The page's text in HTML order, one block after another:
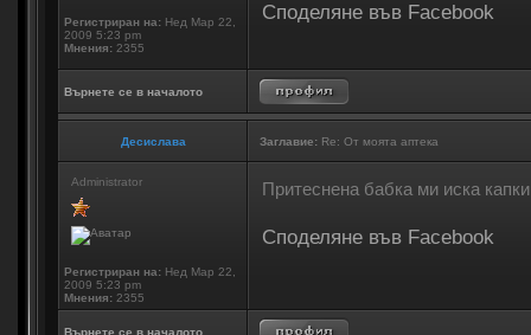
Регистриран на: Нед Мар 22,
2009 5:23 pm
Мнения: 2355
Споделяне във Facebook
Върнете се в началото
Десислава Заглавие: Re: От моята аптека
Administrator
Регистриран на: Нед Мар 22,
2009 5:23 pm
Мнения: 2355
Притеснена бабка ми иска
Споделяне във Facebook
Върнете се в началото